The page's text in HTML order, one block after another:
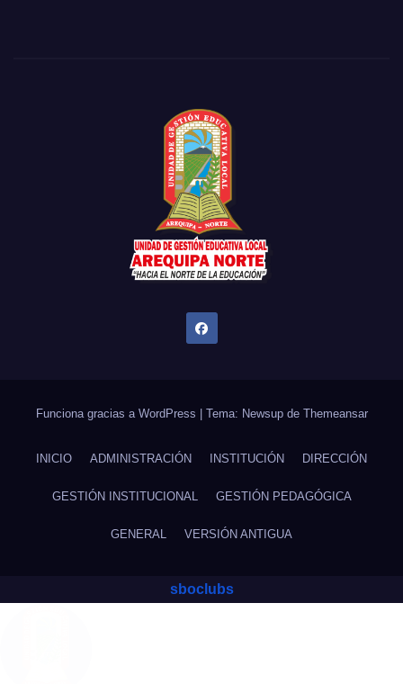
Funciona gracias a WordPress | Tema: Newsup de Themeansar
INICIO ADMINISTRACIÓN INSTITUCIÓN DIRECCIÓN
GESTIÓN INSTITUCIONAL GESTIÓN PEDAGÓGICA
GENERAL VERSIÓN ANTIGUA
sboclubs